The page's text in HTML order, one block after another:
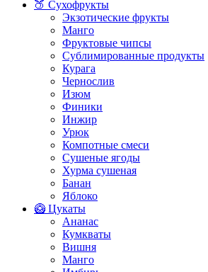
🍑 Сухофрукты
Экзотические фрукты
Манго
Фруктовые чипсы
Сублимированные продукты
Курага
Чернослив
Изюм
Финики
Инжир
Урюк
Компотные смеси
Сушеные ягоды
Хурма сушеная
Банан
Яблоко
🥝 Цукаты
Ананас
Кумкваты
Вишня
Манго